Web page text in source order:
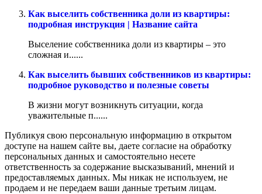
Как выселить собственника доли из квартиры:
подробная инструкция | Название сайта
Выселение собственника доли из квартиры – это
сложная и......
Как выселить бывших собственников из квартиры:
подробное руководство и полезные советы
В жизни могут возникнуть ситуации, когда
уважительные п......
Публикуя свою персональную информацию в открытом
доступе на нашем сайте вы, даете согласие на обработку
персональных данных и самостоятельно несете
ответственность за содержание высказываний, мнений и
предоставляемых данных. Мы никак не используем, не
продаем и не передаем ваши данные третьим лицам.